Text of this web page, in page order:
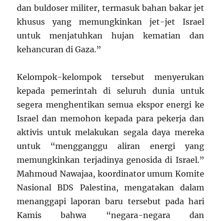
dan buldoser militer, termasuk bahan bakar jet
khusus yang memungkinkan jet-jet Israel
untuk menjatuhkan hujan kematian dan
kehancuran di Gaza.”
Kelompok-kelompok tersebut menyerukan
kepada pemerintah di seluruh dunia untuk
segera menghentikan semua ekspor energi ke
Israel dan memohon kepada para pekerja dan
aktivis untuk melakukan segala daya mereka
untuk “mengganggu aliran energi yang
memungkinkan terjadinya genosida di Israel.”
Mahmoud Nawajaa, koordinator umum Komite
Nasional BDS Palestina, mengatakan dalam
menanggapi laporan baru tersebut pada hari
Kamis bahwa “negara-negara dan